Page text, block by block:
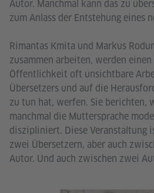
Autor. Manchmal kann das zu
zum Anlass der Entstehung eines
Rimantas Kmita und Markus
zusammen arbeiten, werden
Öffentlichkeit oft unsichtbare
Übersetzers und auf die
zu tun hat, werfen. Sie berichten,
manchmal die Muttersprache
diszipliniert. Diese Veranstaltung
zwei Übersetzern, aber auch
Autor. Und auch zwischen zwei